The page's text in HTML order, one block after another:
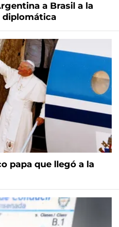
a Brasil a la
diplomática
papa que llegó a la